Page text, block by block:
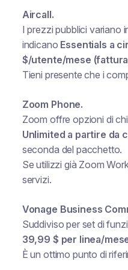
Aircall.
I prezzi pubblici variano
indicano Essentials a
$/utente/mese
Tieni presente che i
Zoom Phone.
Zoom offre opzioni di
Unlimited a partire da
seconda del pacchetto.
Se utilizzi già Zoom
servizi.
Vonage Business
Suddiviso per set di
39,99 $ per linea/
È un ottimo punto di